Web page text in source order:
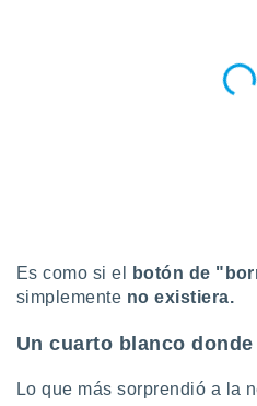
Es como si el botón de
simplemente no existiera.
Un cuarto blanco
Lo que más sorprendió a la